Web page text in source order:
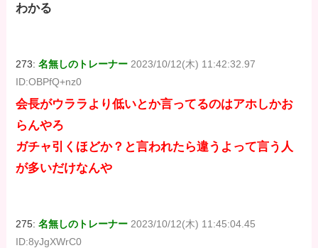
わかる
273:名無しのトレーナー 2023/10/12(木) 11:42:32.97
ID:OBPfQ+nz0
会長がウララより低いとか言ってるのはアホしかお
らんやろ
ガチャ引くほどか？と言われたら違うよって言う人
が多いだけなんや
275:名無しのトレーナー 2023/10/12(木) 11:45:04.45
ID:8yJgXWrC0